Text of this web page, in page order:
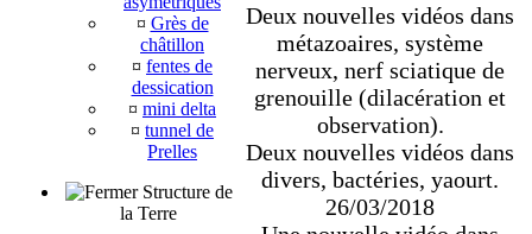
¤ Grès de
châtillon
¤ fentes de
dessication
¤ mini delta
¤ tunnel de
Prelles
Structure de
la Terre
Deux nouvelles vidéos dans
métazoaires, système
nerveux, nerf sciatique de
grenouille (dilacération et
observation).
Deux nouvelles vidéos dans
divers, bactéries, yaourt.
26/03/2018